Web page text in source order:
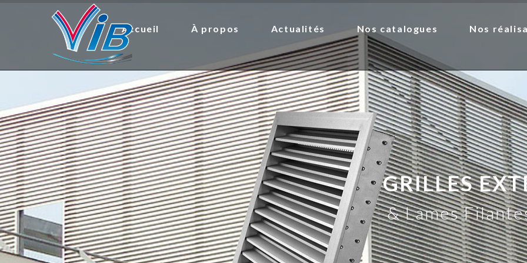
Accueil À propos Actualités Nos catalogues Nos